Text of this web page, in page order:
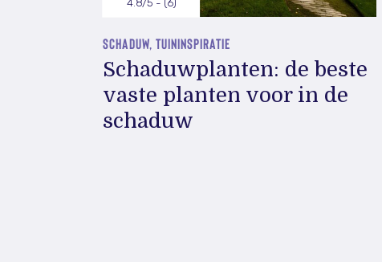
4.8/5 - (6)
SCHADUW, TUININSPIRATIE
Schaduwplanten: de beste
vaste planten voor in de
schaduw